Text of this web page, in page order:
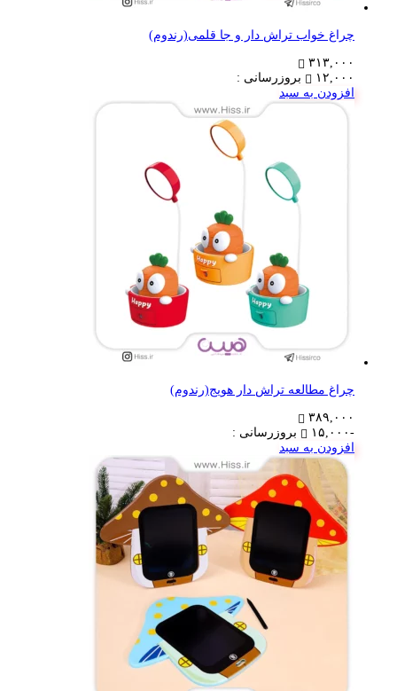
چراغ خواب تراش دار و جا قلمی(رندوم)
۳۱۳,۰۰۰
۱۲,۰۰۰
بروزرسانی :
افزودن به سبد
چراغ مطالعه تراش دار هویج(رندوم)
۳۸۹,۰۰۰
-۱۵,۰۰۰
بروزرسانی :
افزودن به سبد